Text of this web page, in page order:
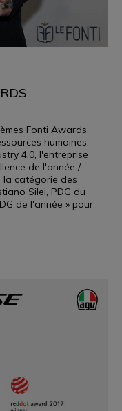
Fonti Awards
humaines.
4.0, l'entreprise
de l'année /
la catégorie des
Silei, PDG du
de l'année » pour